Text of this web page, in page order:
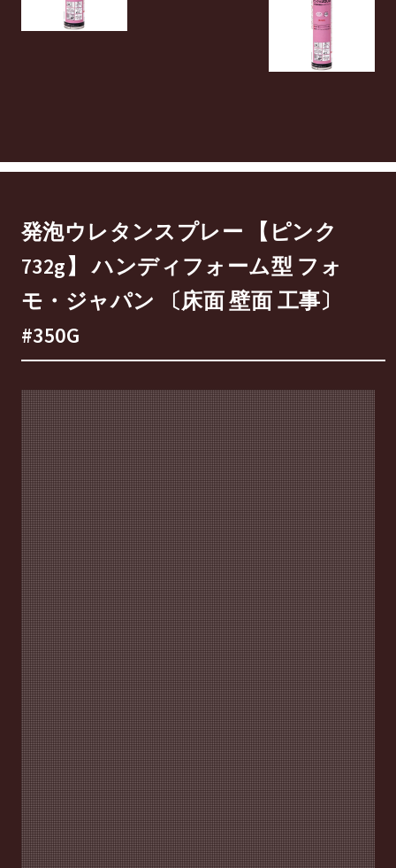
発泡ウレタンスプレー 【ピンク
732g】 ハンディフォーム型 フォ
モ・ジャパン 〔床面 壁面 工事〕
#350G